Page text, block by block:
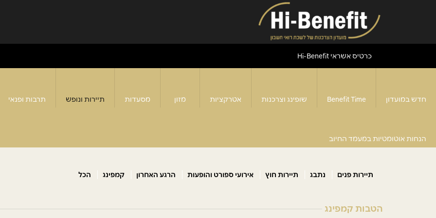
כרטיס אשראי Hi-Benefit
חדש במועדון Benefit Time שופינג וצרכנות אטרקציות מזון מסעדות תיירות ונופש תרבות ופנאי
הנחות אוטומטיות במעמד החיוב
דף הבית >תיירות ונופש
תיירות פנים נתבג תיירות חוץ אירועי ספורט והופעות הרגע האחרון קמפינג הכל
הטבות קמפינג